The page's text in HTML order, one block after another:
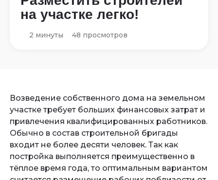
на участке легко!
2 минуты 48 просмотров
Возведение собственного дома на земельном
участке требует больших финансовых затрат и
привлечения квалифицированных работников.
Обычно в состав строительной бригады
входит не более десяти человек. Так как
постройка выполняется преимущественно в
тёплое время года, то оптимальным вариантом